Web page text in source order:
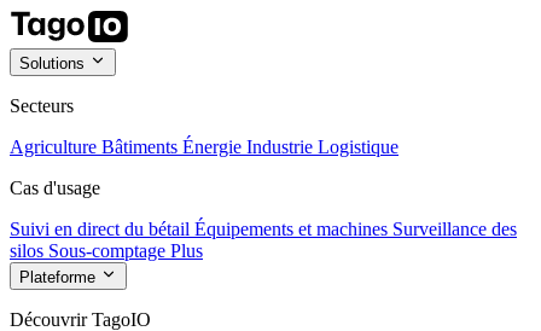
Solutions
Secteurs
Agriculture Bâtiments Énergie Industrie Logistique
Cas d'usage
Suivi en direct du bétail Équipements et machines Surveillance des
silos Sous-comptage Plus
Plateforme
Découvrir TagoIO